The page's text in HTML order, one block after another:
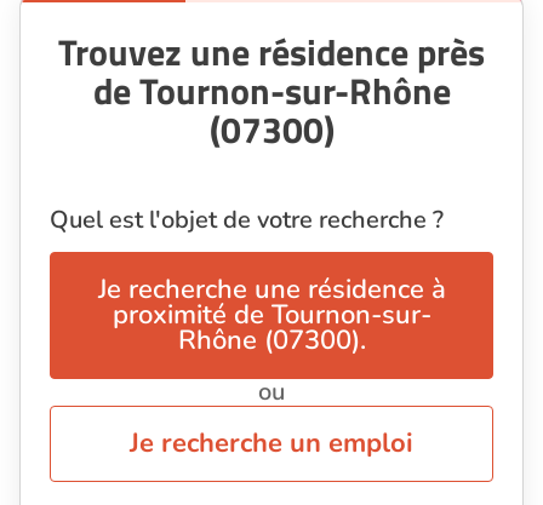
Trouvez une résidence près
de Tournon-sur-Rhône
(07300)
Quel est l'objet de votre recherche ?
Je recherche une résidence à
proximité de Tournon-sur-
Rhône (07300).
ou
Je recherche un emploi